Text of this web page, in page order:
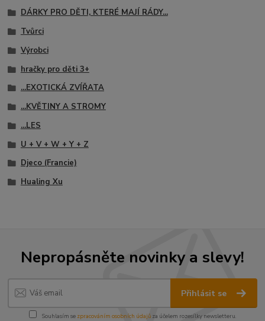
DÁRKY PRO DĚTI, KTERÉ MAJÍ RÁDY...
Tvůrci
Výrobci
hračky pro děti 3+
...EXOTICKÁ ZVÍŘATA
...KVĚTINY A STROMY
...LES
U + V + W + Y + Z
Djeco (Francie)
Hualing Xu
Nepropásněte novinky a slevy!
Přihlásit se
Souhlasím se zpracováním osobních údajůza účelem rozesílky newsletteru.